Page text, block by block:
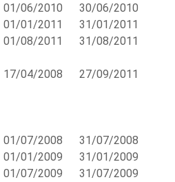
01/06/2010
01/01/2011
01/08/2011
30/06/2010
31/01/2011
31/08/2011
17/04/2008 27/09/2011
01/07/2008
01/01/2009
01/07/2009
31/07/2008
31/01/2009
31/07/2009